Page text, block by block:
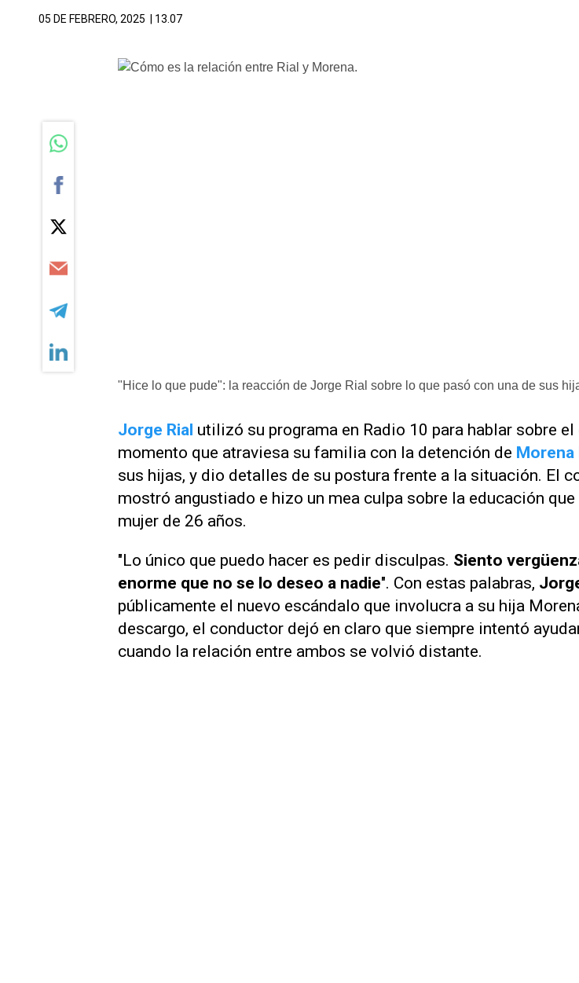
05 DE FEBRERO, 2025 | 13.07
"Hice lo que pude": la reacción de Jorge Rial sobre lo que pasó con una de sus
Jorge Rial utilizó su programa en Radio 10 para hablar sobre
momento que atraviesa su familia con la detención de Morena
sus hijas, y dio detalles de su postura frente a la situación. El
mostró angustiado e hizo un mea culpa sobre la educación
mujer de 26 años.
"Lo único que puedo hacer es pedir disculpas. Siento
enorme que no se lo deseo a nadie". Con estas palabras,
públicamente el nuevo escándalo que involucra a su hija
descargo, el conductor dejó en claro que siempre intentó
cuando la relación entre ambos se volvió distante.